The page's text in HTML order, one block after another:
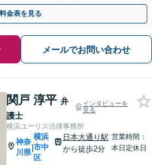
本大通り駅2分】
料金表を見る
メールでお問い合わせ
関戸 淳平 弁
護士
インタビューを
見る
横浜ユーリス法律事務所
神奈
川県
|
横浜
市中
区
日本大通り駅
から徒歩2分
営業時間：
本日定休日